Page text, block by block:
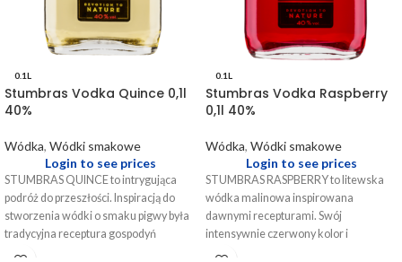
0.1L
Stumbras Vodka Quince 0,1l
40%
Wódka, Wódki smakowe
Login to see prices
STUMBRAS QUINCE to intrygująca
podróż do przeszłości. Inspiracją do
stworzenia wódki o smaku pigwy była
tradycyjna receptura gospodyń
dawnych litewskich dworków.
0.1L
Stumbras Vodka Raspberry
0,1l 40%
Wódka, Wódki smakowe
Login to see prices
STUMBRAS RASPBERRY to litewska
wódka malinowa inspirowana
dawnymi recepturami. Swój
intensywnie czerwony kolor i
orzeźwiający smak zawdzięcza